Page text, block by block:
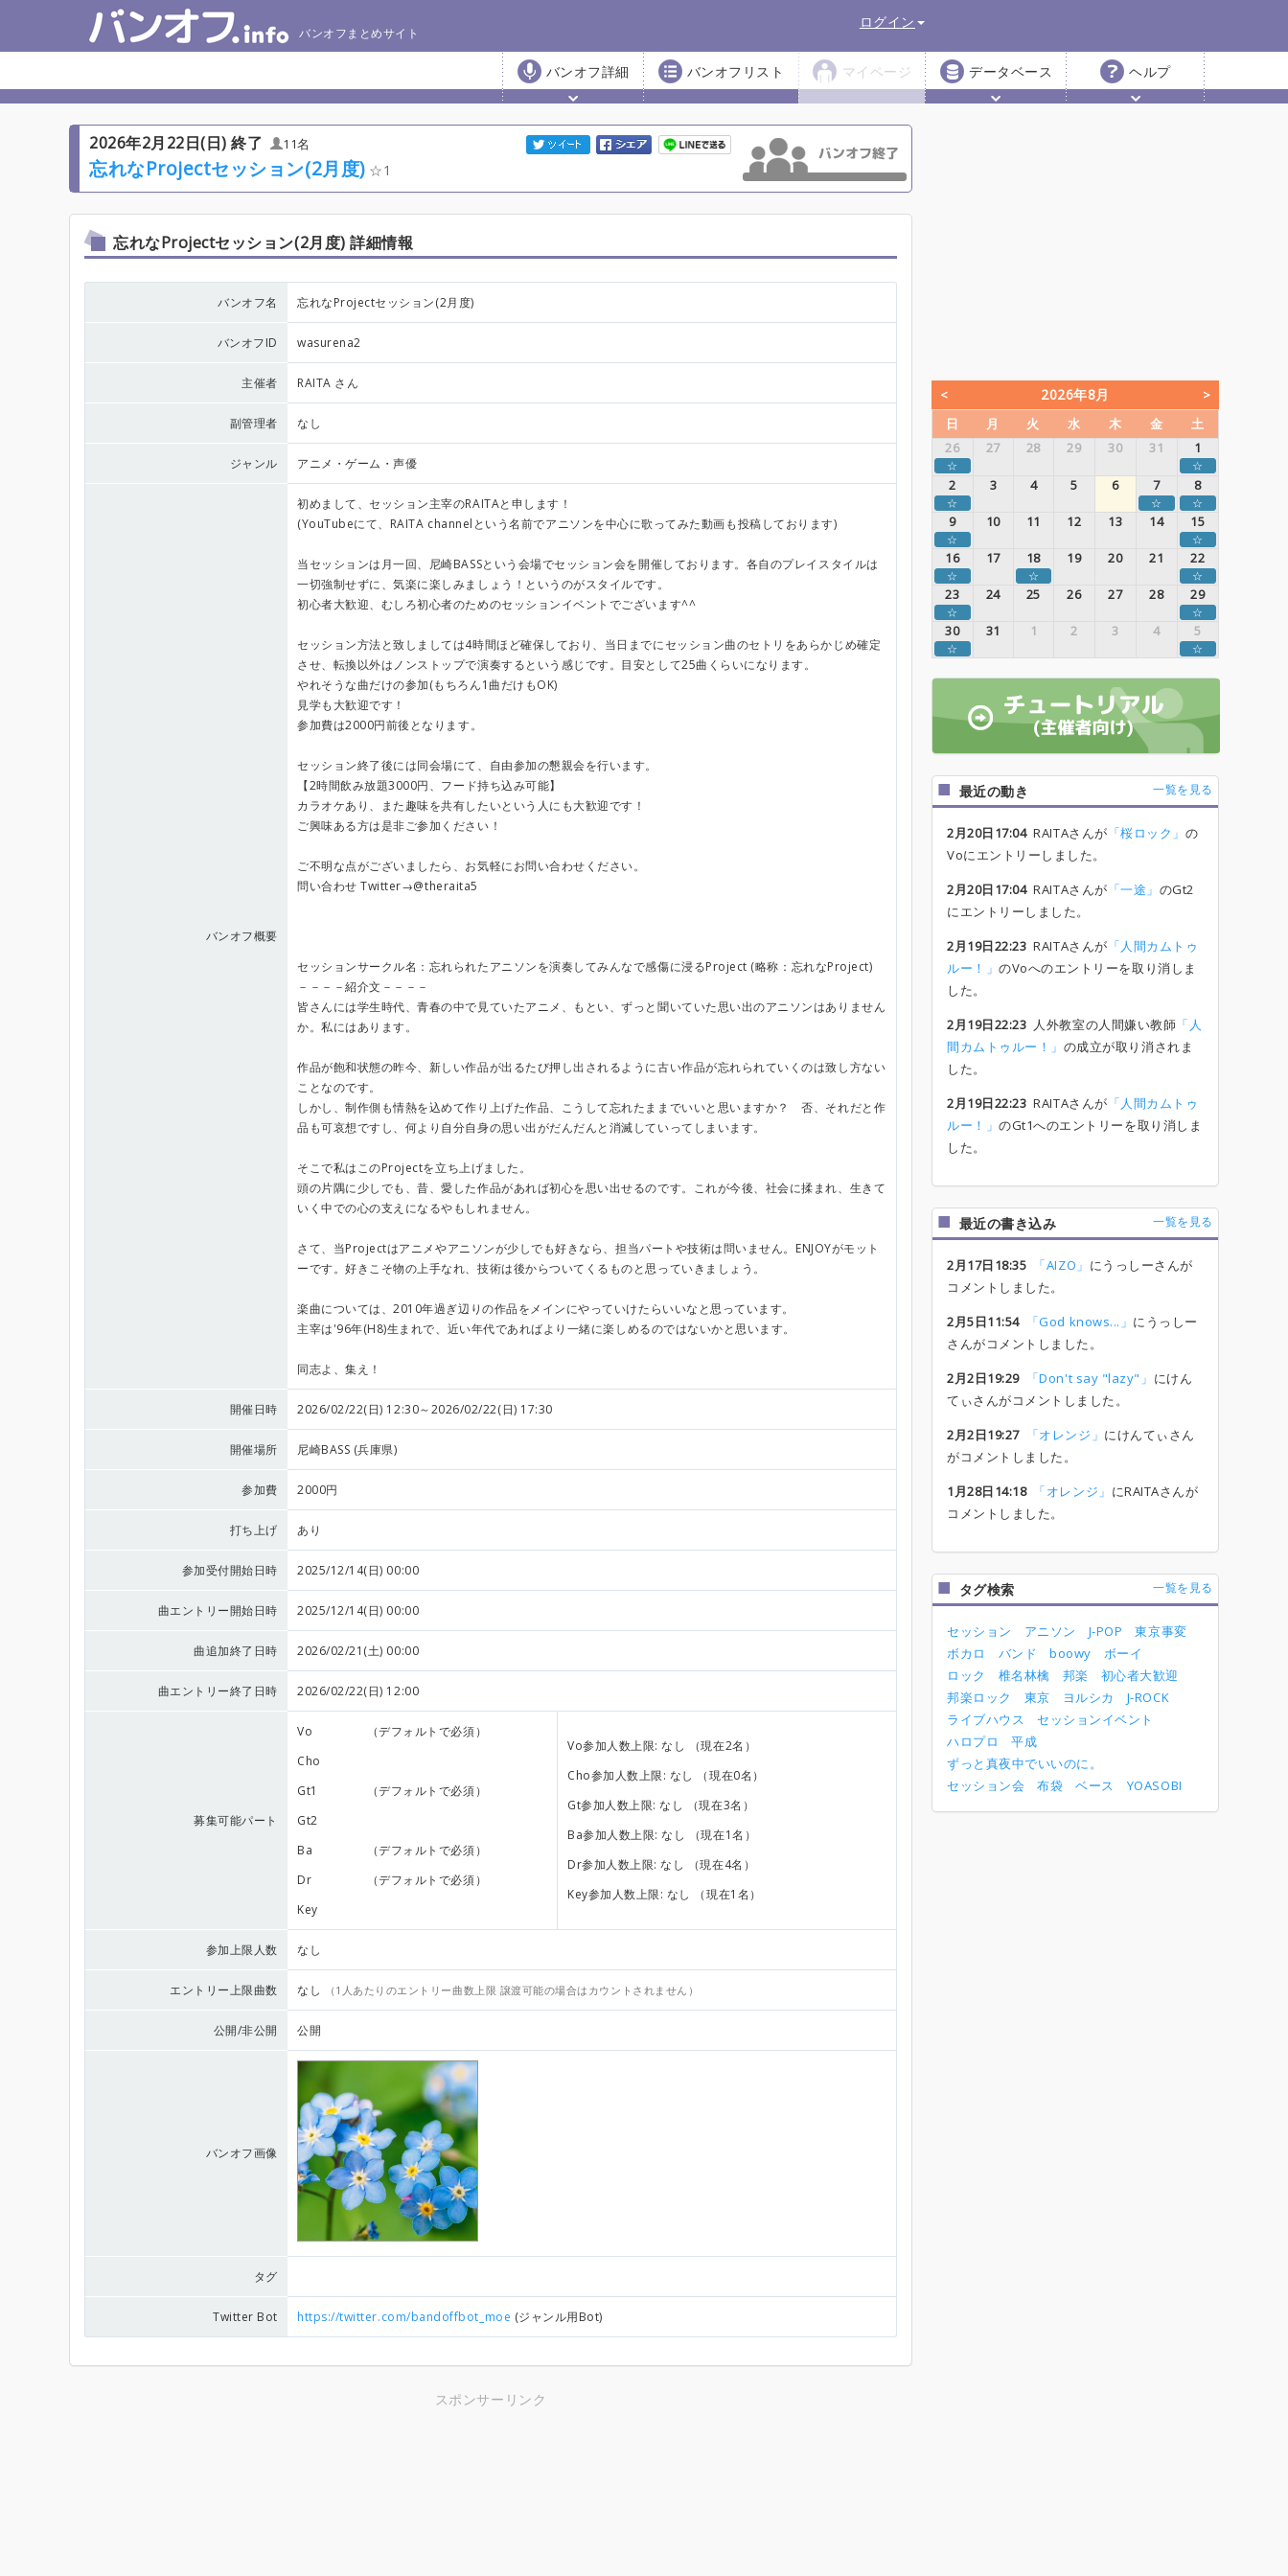
バンオフまとめサイト
ログイン
バンオフ詳細 バンオフリスト マイページ データベース ヘルプ
2026年2月22日(日) 終了 11名
忘れなProjectセッション(2月度) 1
忘れなProjectセッション(2月度) 詳細情報
バンオフ名 忘れなProjectセッション(2月度)
バンオフID wasurena2
主催者 RAITA さん
副管理者 なし
ジャンル アニメ・ゲーム・声優
バンオフ概要
初めまして、セッション主宰のRAITAと申します！
(YouTubeにて、RAITA channelという名前でアニソンを中心に歌ってみた動画も投稿しております)
当セッションは月一回、尼崎BASSという会場でセッション会を開催しております。各自のプレイスタイルは
一切強制せずに、気楽に楽しみましょう！というのがスタイルです。
初心者大歓迎、むしろ初心者のためのセッションイベントでございます^^
セッション方法と致しましては4時間ほど確保しており、当日までにセッション曲のセトリをあらかじめ確定
させ、転換以外はノンストップで演奏するという感じです。目安として25曲くらいになります。
やれそうな曲だけの参加(もちろん1曲だけもOK)
見学も大歓迎です！
参加費は2000円前後となります。
セッション終了後には同会場にて、自由参加の懇親会を行います。
【2時間飲み放題3000円、フード持ち込み可能】
カラオケあり、また趣味を共有したいという人にも大歓迎です！
ご興味ある方は是非ご参加ください！
ご不明な点がございましたら、お気軽にお問い合わせください。
問い合わせ Twitter→@theraita5
セッションサークル名：忘れられたアニソンを演奏してみんなで感傷に浸るProject (略称：忘れなProject)
－－－－紹介文－－－－
皆さんには学生時代、青春の中で見ていたアニメ、もとい、ずっと聞いていた思い出のアニソンはありません
か。私にはあります。
作品が飽和状態の昨今、新しい作品が出るたび押し出されるように古い作品が忘れられていくのは致し方ない
ことなのです。
しかし、制作側も情熱を込めて作り上げた作品、こうして忘れたままでいいと思いますか？ 否、それだと作
品も可哀想ですし、何より自分自身の思い出がだんだんと消滅していってしまいます。
そこで私はこのProjectを立ち上げました。
頭の片隅に少しでも、昔、愛した作品があれば初心を思い出せるのです。これが今後、社会に揉まれ、生きて
いく中での心の支えになるやもしれません。
さて、当Projectはアニメやアニソンが少しでも好きなら、担当パートや技術は問いません。ENJOYがモット
ーです。好きこそ物の上手なれ、技術は後からついてくるものと思っていきましょう。
楽曲については、2010年過ぎ辺りの作品をメインにやっていけたらいいなと思っています。
主宰は'96年(H8)生まれで、近い年代であればより一緒に楽しめるのではないかと思います。
同志よ、集え！
開催日時 2026/02/22(日) 12:30～2026/02/22(日) 17:30
開催場所 尼崎BASS (兵庫県)
参加費 2000円
打ち上げ あり
参加受付開始日時 2025/12/14(日) 00:00
曲エントリー開始日時 2025/12/14(日) 00:00
曲追加終了日時 2026/02/21(土) 00:00
曲エントリー終了日時 2026/02/22(日) 12:00
募集可能パート
Vo
（デフォルトで必須）
Cho
Gt1
（デフォルトで必須）
Gt2
Ba
（デフォルトで必須）
Dr
（デフォルトで必須）
Key
Vo参加人数上限: なし （現在2名）
Cho参加人数上限: なし （現在0名）
Gt参加人数上限: なし （現在3名）
Ba参加人数上限: なし （現在1名）
Dr参加人数上限: なし （現在4名）
Key参加人数上限: なし （現在1名）
参加上限人数 なし
エントリー上限曲数 なし （1人あたりのエントリー曲数上限 譲渡可能の場合はカウントされません）
公開/非公開 公開
バンオフ画像
タグ
Twitter Bot https://twitter.com/bandoffbot_moe (ジャンル用Bot)
スポンサーリンク
2026年8月
日 月 火 水 木 金
土
26
27 28 29 30 31 1
☆ ☆
2 3 4 5 6 7 8
☆ ☆ ☆
9 10 11 12 13 14 15
☆ ☆
16 17 18 19 20 21 22
☆ ☆ ☆
23 24 25 26 27 28 29
☆ ☆
30 31 1 2 3 4 5
☆ ☆
最近の動き 一覧を見る
2月20日17:04RAITAさんが 「桜ロック」 の
Voにエントリーしました。
2月20日17:04RAITAさんが 「一途」 のGt2
にエントリーしました。
2月19日22:23 RAITAさんが 「人間カムトゥ
ルー！」のVoへのエントリーを取り消しま
した。
2月19日22:23 人外教室の人間嫌い教師 「人
間カムトゥルー！」 の成立が取り消されま
した。
2月19日22:23 RAITAさんが 「人間カムトゥ
ルー！」のGt1へのエントリーを取り消しま
した。
最近の書き込み 一覧を見る
2月17日18:35 「AIZO」 にうっしーさんが
コメントしました。
2月5日11:54
「God knows...」 にうっしー
さんがコメントしました。
2月2日19:29
「Don't say "lazy"」 にけん
てぃさんがコメントしました。
2月2日19:27
「オレンジ」 にけんてぃさん
がコメントしました。
1月28日14:18
「オレンジ」 にRAITAさんが
コメントしました。
タグ検索 一覧を見る
セッション アニソン J-POP
東京事変
ボカロ
バンド boowy
ボーイ
ロック
椎名林檎 邦楽
初心者大歓迎
邦楽ロック
東京 ヨルシカ
J-ROCK
ライブハウス
セッションイベント
ハロプロ
平成
ずっと真夜中でいいのに。
セッション会
布袋 ベース YOASOBI